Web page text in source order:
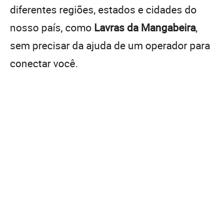
diferentes regiões, estados e cidades do
nosso país, como Lavras da Mangabeira,
sem precisar da ajuda de um operador para
conectar você.